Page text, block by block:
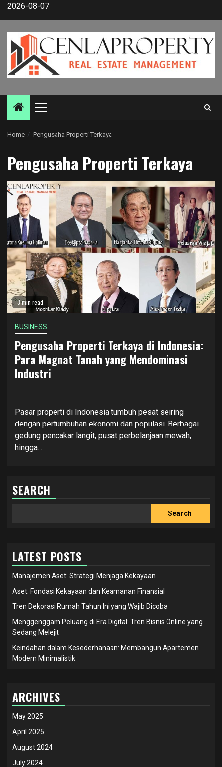
Skip2026-08-07
Primary
Home Pengusaha Properti Terkaya
Pengusaha Properti Terkaya
3 min read
BUSINESS
Pengusaha Properti Terkaya di Indonesia:
Para Magnat Tanah yang Mendominasi
Industri
Pasar properti di Indonesia tumbuh pesat seiring
dengan pertumbuhan ekonomi dan populasi. Berbagai
gedung pencakar langit, pusat perbelanjaan mewah,
hingga...
SEARCH
Search
LATEST POSTS
Manajemen Aset: Strategi Menjaga Kekayaan
Aset: Fondasi Kekayaan dan Keamanan Finansial
Tren Dekorasi Rumah Tahun Ini yang Wajib Dicoba
Menggenggam Peluang di Era Digital: Tren Bisnis Online yang
Sedang Melejit
Keindahan dalam Kesederhanaan: Membangun Apartemen
Modern Minimalistik
ARCHIVES
May 2025
April 2025
August 2024
July 2024